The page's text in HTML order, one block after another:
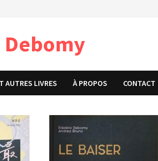
AUTRES LIVRES À PROPOS CONTACT